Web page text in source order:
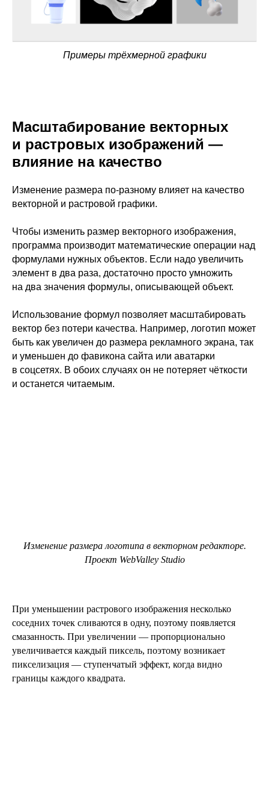
Примеры трёхмерной графики
Масштабирование векторных
и растровых изображений —
влияние на качество
Изменение размера по-разному влияет на качество
векторной и растровой графики.
Чтобы изменить размер векторного изображения,
программа производит математические операции над
формулами нужных объектов. Если надо увеличить
элемент в два раза, достаточно просто умножить
на два значения формулы, описывающей объект.
Использование формул позволяет масштабировать
вектор без потери качества. Например, логотип может
быть как увеличен до размера рекламного экрана, так
и уменьшен до фавикона сайта или аватарки
в соцсетях. В обоих случаях он не потеряет чёткости
и останется читаемым.
Изменение размера логотипа в векторном редакторе.
Проект WebValley Studio
При уменьшении растрового изображения несколько
соседних точек сливаются в одну, поэтому появляется
смазанность. При увеличении — пропорционально
увеличивается каждый пиксель, поэтому возникает
пикселизация — ступенчатый эффект, когда видно
границы каждого квадрата.